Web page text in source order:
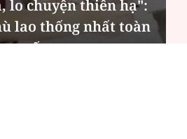
quý II đến từ trụ
cột nào?